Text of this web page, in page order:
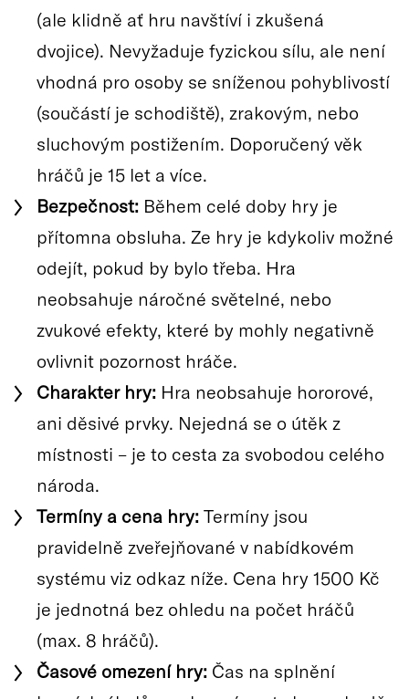
(ale klidně ať hru navštíví i zkušená
dvojice). Nevyžaduje fyzickou sílu, ale není
vhodná pro osoby se sníženou pohyblivostí
(součástí je schodiště), zrakovým, nebo
sluchovým postižením. Doporučený věk
hráčů je 15 let a více.
Bezpečnost: Během celé doby hry je
přítomna obsluha. Ze hry je kdykoliv možné
odejít, pokud by bylo třeba. Hra
neobsahuje náročné světelné, nebo
zvukové efekty, které by mohly negativně
ovlivnit pozornost hráče.
Charakter hry: Hra neobsahuje hororové,
ani děsivé prvky. Nejedná se o útěk z
místnosti – je to cesta za svobodou celého
národa.
Termíny a cena hry: Termíny jsou
pravidelně zveřejňované v nabídkovém
systému viz odkaz níže. Cena hry 1500 Kč
je jednotná bez ohledu na počet hráčů
(max. 8 hráčů).
Časové omezení hry: Čas na splnění